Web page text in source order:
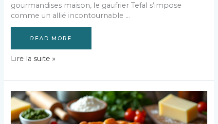
gourmandises maison, le gaufrier Tefal s’impose
comme un allié incontournable …
READ MORE
Recette
et
avec
un
gaufrier
Lire la suite »